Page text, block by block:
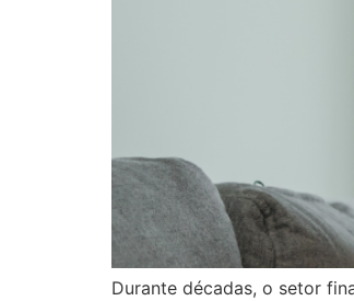
Durante décadas, o setor